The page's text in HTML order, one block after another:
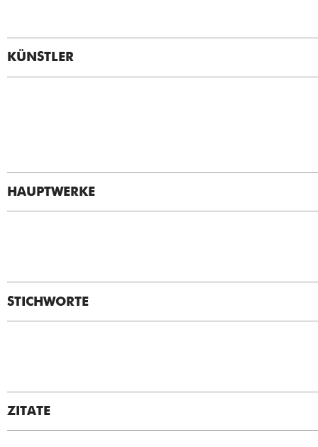
KÜNSTLER
HAUPTWERKE
STICHWORTE
ZITATE